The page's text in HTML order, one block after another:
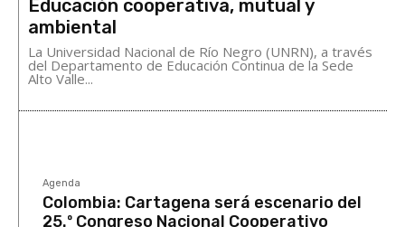
Educación cooperativa, mutual y
ambiental
La Universidad Nacional de Río Negro (UNRN), a través
del Departamento de Educación Continua de la Sede
Alto Valle...
Agenda
Colombia: Cartagena será escenario del
25.º Congreso Nacional Cooperativo